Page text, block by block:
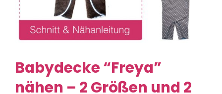
Babydecke “Freya”
nähen – 2 Größen und 2